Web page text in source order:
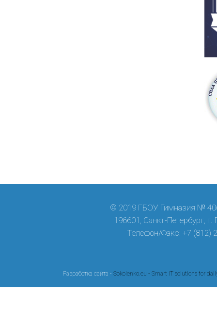
© 2019 ГБОУ Гимназия №
196601, Санкт-Петербург,
Телефон/Факс: +7 (812)
Разработка сайта - Sokolenko.eu - Smart IT solutions for